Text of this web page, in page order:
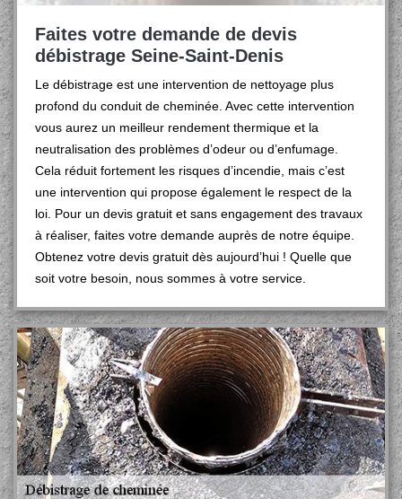
Faites votre demande de devis
débistrage Seine-Saint-Denis
Le débistrage est une intervention de nettoyage plus
profond du conduit de cheminée. Avec cette intervention
vous aurez un meilleur rendement thermique et la
neutralisation des problèmes d’odeur ou d’enfumage.
Cela réduit fortement les risques d’incendie, mais c’est
une intervention qui propose également le respect de la
loi. Pour un devis gratuit et sans engagement des travaux
à réaliser, faites votre demande auprès de notre équipe.
Obtenez votre devis gratuit dès aujourd’hui ! Quelle que
soit votre besoin, nous sommes à votre service.